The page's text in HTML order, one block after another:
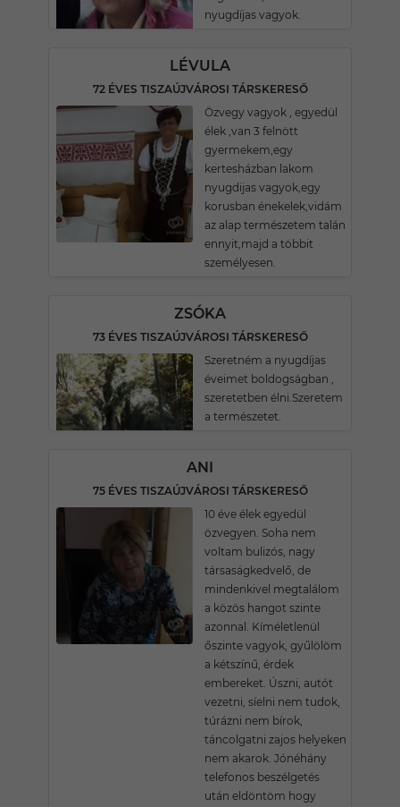
nyugdíjas vagyok.
LÉVULA
72 ÉVES TISZAÚJVÁROSI TÁRSKERESŐ
Özvegy vagyok , egyedül
élek ,van 3 felnött
gyermekem,egy
kertesházban lakom
nyugdijas vagyok,egy
korusban énekelek,vidám
az alap természetem talán
ennyit,majd a többit
személyesen.
ZSÓKA
73 ÉVES TISZAÚJVÁROSI TÁRSKERESŐ
Szeretném a nyugdíjas
éveimet boldogságban ,
szeretetben élni.Szeretem
a természetet.
ANI
75 ÉVES TISZAÚJVÁROSI TÁRSKERESŐ
10 éve élek egyedül
özvegyen. Soha nem
voltam bulizós, nagy
társaságkedvelő, de
mindenkivel megtalálom
a közös hangot szinte
azonnal. Kíméletlenül
őszinte vagyok, gyűlölöm
a kétszínű, érdek
embereket. Úszni, autót
vezetni, síelni nem tudok,
túrázni nem bírok,
táncolgatni zajos helyeken
nem akarok. Jónéhány
telefonos beszélgetés
után eldöntöm hogy